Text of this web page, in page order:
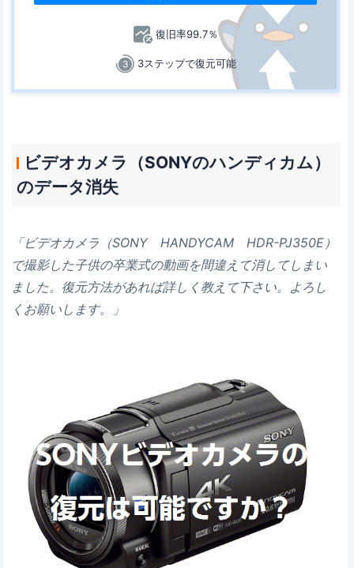
復旧率99.7％
3ステップで復元可能
ビデオカメラ（SONYのハンディカム）
のデータ消失
「ビデオカメラ（SONY HANDYCAM HDR-PJ350E）
で撮影した子供の卒業式の動画を間違えて消してしまい
ました。復元方法があれば詳しく教えて下さい。よろし
くお願いします。」